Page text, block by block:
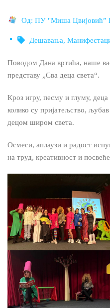
Од: ПУ "Миша Цвијовић”
Дешавања,
Поводом Дана вртића, наше
представу „Сва деца света“.
Кроз игру, песму и глуму,
колико су пријатељство,
децом широм света.
Осмеси, аплаузи и радост
на труд, креативност и